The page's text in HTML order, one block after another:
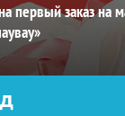
первый заказ на